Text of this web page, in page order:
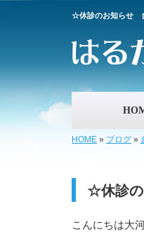
☆休診のお知らせ
HOME » ブログ »
☆休診の
こんにちは大